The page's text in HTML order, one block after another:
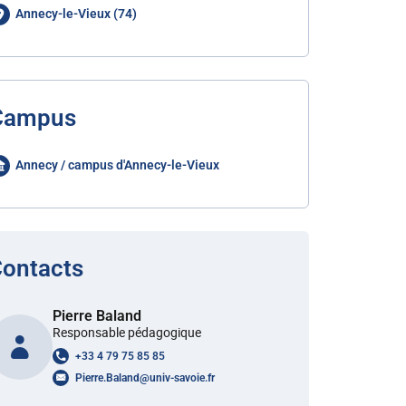
Annecy-le-Vieux (74)
Annecy / campus d'Annecy-le-Vieux
Pierre Baland
Responsable pédagogique
+33 4 79 75 85 85
Pierre.Baland@univ-savoie.fr